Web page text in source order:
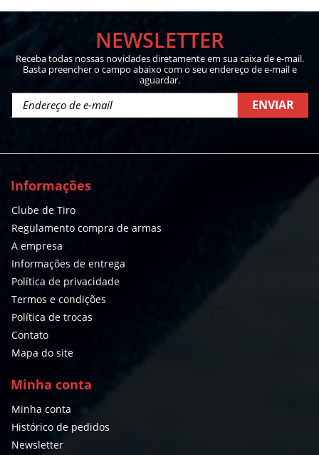
NEWSLETTER
Receba todas nossas novidades diretamente em sua caixa de e-mail.
Basta preencher o campo abaixo com o seu endereço de e-mail e
aguardar.
ENVIAR
Informações
Clube de Tiro
Regulamento compra de armas
A empresa
Informações de entrega
Política de privacidade
Termos e condições
Política de trocas
Contato
Mapa do site
Minha conta
Minha conta
Histórico de pedidos
Newsletter